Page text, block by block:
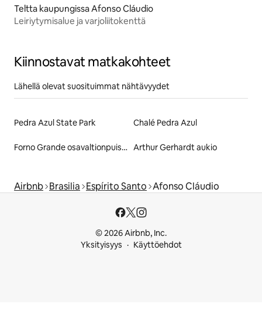
Teltta kaupungissa Afonso Cláudio
Leiriytymisalue ja varjoliitokenttä
Kiinnostavat matkakohteet
Lähellä olevat suosituimmat nähtävyydet
Pedra Azul State Park Chalé Pedra Azul
Forno Grande osavaltionpuisto Arthur Gerhardt aukio
Airbnb Brasilia Espírito Santo Afonso Cláudio
© 2026 Airbnb, Inc.
Yksityisyys
Käyttöehdot